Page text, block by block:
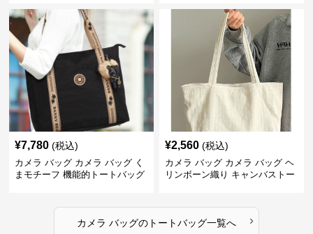
¥7,780 (税込)
カメラ バッグ カメラ バッグ く
まモチーフ 機能的トートバッグ
¥2,560 (税込)
カメラ バッグ カメラ バッグ ヘ
リンボーン織り キャンバストー
カメラ バッグのトートバッグ一覧へ ›